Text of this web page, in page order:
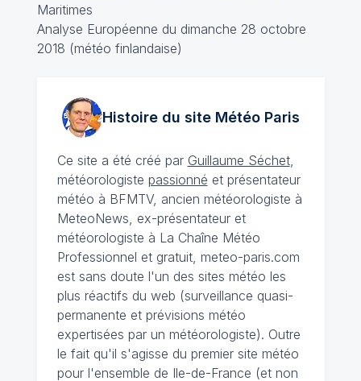
Maritimes
Analyse Européenne du dimanche 28 octobre
2018 (météo finlandaise)
Histoire du site MétéoParis
Ce site a été créé par Guillaume Séchet,
météorologiste passionné et présentateur
météo à BFMTV, ancien météorologiste à
MeteoNews, ex-présentateur et
météorologiste à La Chaîne Météo
Professionnel et gratuit, meteo-paris.com
est sans doute l'un des sites météo les
plus réactifs du web (surveillance quasi-
permanente et prévisions météo
expertisées par un météorologiste). Outre
le fait qu'il s'agisse du premier site météo
pour l'ensemble de Ile-de-France (et non